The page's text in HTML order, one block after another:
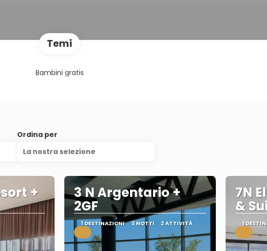
Temi
Bambini gratis
Ordina per
La nostra selezione
+ 3 N Argentario +
2GF
1 DESTINAZIONI 3 NOTTI 2 ATTIVITÀ
.
7N
&
1
.